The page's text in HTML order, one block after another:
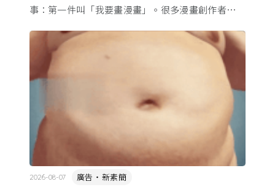
事：第一件叫「我要畫漫畫」。很多漫畫創作者從小
畫畫怎麼活？」
廣告・新素簡
2026-08-07